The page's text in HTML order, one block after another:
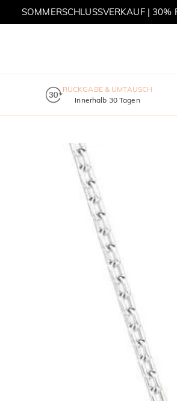
SOMMERSCHLUSSVERKAUF |
RÜCKGABE & UMTAUSCH
Innerhalb 30 Tagen